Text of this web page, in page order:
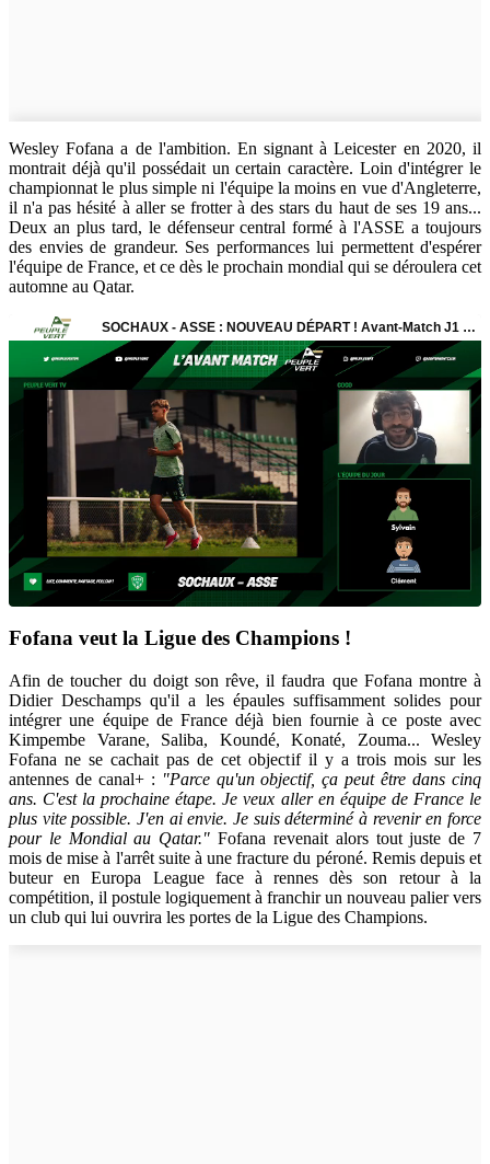
Wesley Fofana a de l'ambition. En signant à Leicester en 2020, il
montrait déjà qu'il possédait un certain caractère. Loin d'intégrer le
championnat le plus simple ni l'équipe la moins en vue d'Angleterre,
il n'a pas hésité à aller se frotter à des stars du haut de ses 19 ans...
Deux an plus tard, le défenseur central formé à l'ASSE a toujours
des envies de grandeur. Ses performances lui permettent d'espérer
l'équipe de France, et ce dès le prochain mondial qui se déroulera cet
automne au Qatar.
Fofana veut la Ligue des Champions !
Afin de toucher du doigt son rêve, il faudra que Fofana montre à
Didier Deschamps qu'il a les épaules suffisamment solides pour
intégrer une équipe de France déjà bien fournie à ce poste avec
Kimpembe Varane, Saliba, Koundé, Konaté, Zouma... Wesley
Fofana ne se cachait pas de cet objectif il y a trois mois sur les
antennes de canal+ : "Parce qu'un objectif, ça peut être dans cinq
ans. C'est la prochaine étape. Je veux aller en équipe de France le
plus vite possible. J'en ai envie. Je suis déterminé à revenir en force
pour le Mondial au Qatar."Fofana revenait alors tout juste de 7
mois de mise à l'arrêt suite à une fracture du péroné. Remis depuis et
buteur en Europa League face à rennes dès son retour à la
compétition, il postule logiquement à franchir un nouveau palier vers
un club qui lui ouvrira les portes de la Ligue des Champions.